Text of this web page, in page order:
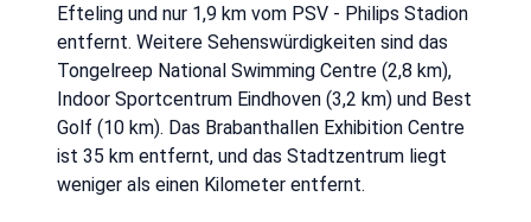
Efteling und nur 1,9 km vom PSV - Philips Stadion
entfernt. Weitere Sehenswürdigkeiten sind das
Tongelreep National Swimming Centre (2,8 km),
Indoor Sportcentrum Eindhoven (3,2 km) und Best
Golf (10 km). Das Brabanthallen Exhibition Centre
ist 35 km entfernt, und das Stadtzentrum liegt
weniger als einen Kilometer entfernt.